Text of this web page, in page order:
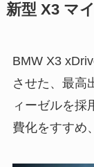
新型 X3 マ
BMW X3
させた、最高
ィーゼルを採
費化をすすめ